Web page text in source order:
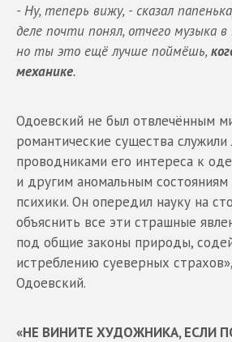
- Ну, теперь вижу, - сказал
деле почти понял, отчего музыка
но ты это ещё лучше поймёшь,
механике.
Одоевский не был отвлечённым
романтические существа служили
проводниками его интереса к
и другим аномальным состояниям
психики. Он опередил науку на
объяснить все эти страшные
под общие законы природы,
истреблению суеверных
Одоевский.
«НЕ ВИНИТЕ ХУДОЖНИКА, ЕСЛИ